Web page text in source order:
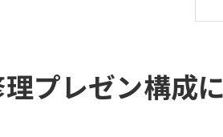
プレゼン構成